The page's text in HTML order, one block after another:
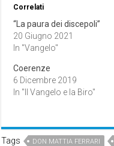
Correlati
“La paura dei discepoli”
20 Giugno 2021
In "Vangelo"
Coerenze
6 Dicembre 2019
In "Il Vangelo e la Biro"
Tags DON MATTIA FERRARI